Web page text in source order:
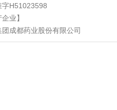
字H51023598
企业】
团成都药业股份有限公司